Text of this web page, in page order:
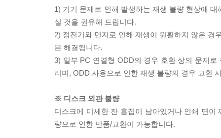
1) 기기 문제로 인해 발생하는 재생 불량 현상에
실 것을 권유해 드립니다.
2) 정전기와 먼지로 인해 재생이 원활하지 않은 경
분 해결됩니다.
3) 일부 PC 연결형 ODD의 경우 호환 상의 문제
리며, ODD 사용으로 인한 재생 불량의 경우 교환
※ 디스크 외관 불량
디스크에 미세한 잔 흠집이 남아있거나 인쇄 면
량으로 인한 반품/교환이 가능합니다.